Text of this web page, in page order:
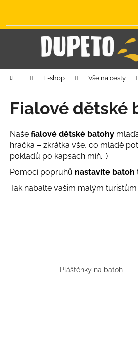
Domů E-shop Vše na cesty
Fialové dětské
Naše fialové dětské batohy
hračka – zkrátka vše, co mládě
pokladů po kapsách míň. :)
Pomocí popruhů nastavíte batoh
Tak nabalte vašim malým
Pláštěnky na batoh
š
Zpět
obchodu
Zpět
obchodu